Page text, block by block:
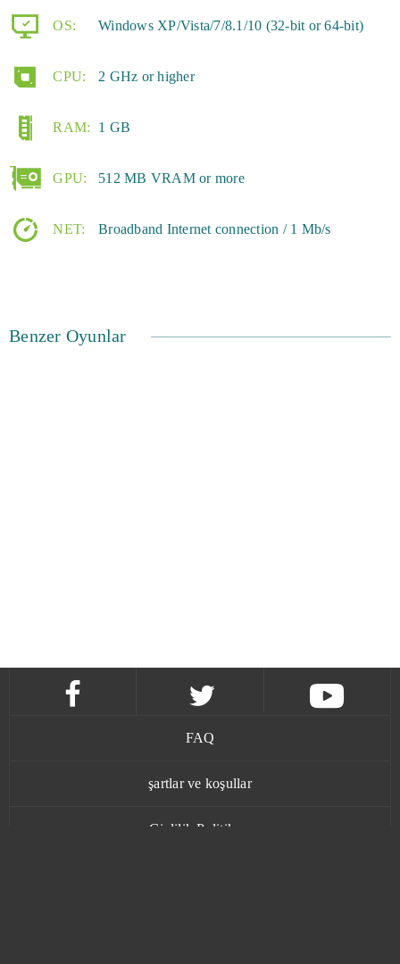
OS: Windows XP/Vista/7/8.1/10 (32-bit or 64-bit)
CPU: 2 GHz or higher
RAM: 1 GB
GPU: 512 MB VRAM or more
NET: Broadband Internet connection / 1 Mb/s
Benzer Oyunlar
FAQ
şartlar ve koşullar
Gizlilik Politikası